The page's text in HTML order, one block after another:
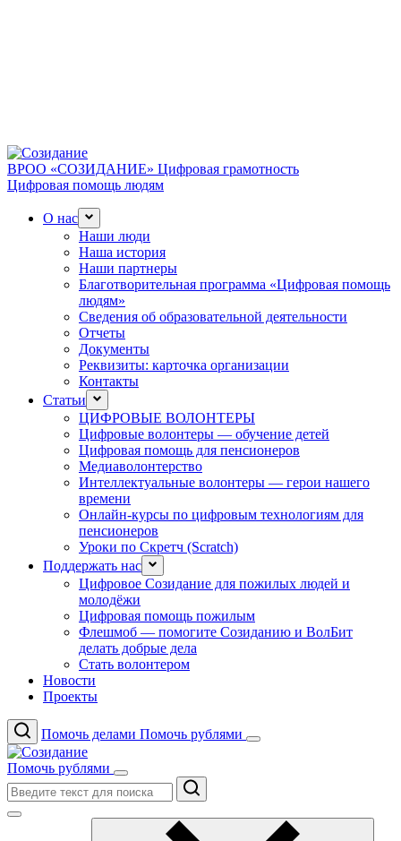
ВРОО «СОЗИДАНИЕ» Цифровая грамотность
Цифровая помощь людям
О нас
Наши люди
Наша история
Наши партнеры
Благотворительная программа «Цифровая помощь
людям»
Сведения об образовательной деятельности
Отчеты
Документы
Реквизиты: карточка организации
Контакты
Статьи
ЦИФРОВЫЕ ВОЛОНТЕРЫ
Цифровые волонтеры — обучение детей
Цифровая помощь для пенсионеров
Медиаволонтерство
Интеллектуальные волонтеры — герои нашего
времени
Онлайн-курсы по цифровым технологиям для
пенсионеров
Уроки по Скретч (Scratch)
Поддержать нас
Цифровое Созидание для пожилых людей и
молодёжи
Цифровая помощь пожилым
Флешмоб — помогите Созиданию и ВолБит
делать добрые дела
Стать волонтером
Новости
Проекты
Помочь делами Помочь рублями
Помочь рублями
Поиск